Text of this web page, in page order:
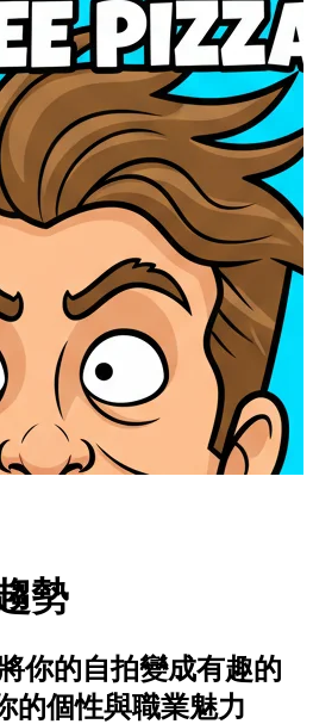
勢
你的自拍變成有趣的
的個性與職業魅力